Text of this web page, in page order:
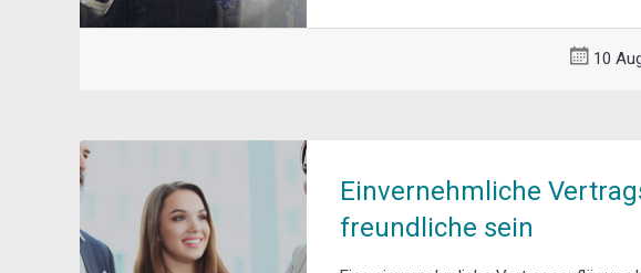
10
Einvernehmliche
freundliche sein